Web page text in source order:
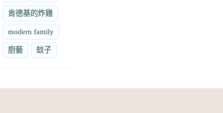
肯德基的炸雞
modern family
廚藝 蚊子